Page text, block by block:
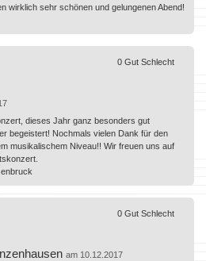
wirklich sehr schönen und gelungenen Abend!
dieses Jahr ganz besonders gut
begeistert! Nochmals vielen Dank für den
musikalischem Niveau!! Wir freuen uns auf
0 Gut Schlecht
am 10.12.2017
0 Gut Schlecht